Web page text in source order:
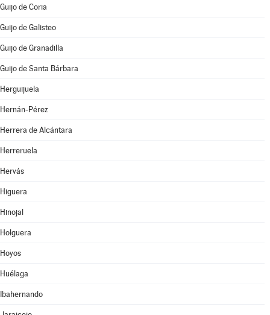
Guijo de Coria
Guijo de Galisteo
Guijo de Granadilla
Guijo de Santa Bárbara
Herguijuela
Hernán-Pérez
Herrera de Alcántara
Herreruela
Hervás
Higuera
Hinojal
Holguera
Hoyos
Huélaga
Ibahernando